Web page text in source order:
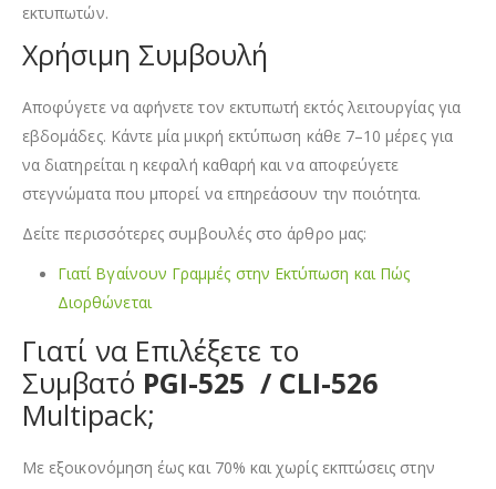
εκτυπωτών.
Χρήσιμη Συμβουλή
Αποφύγετε να αφήνετε τον εκτυπωτή εκτός λειτουργίας για
εβδομάδες. Κάντε μία μικρή εκτύπωση κάθε 7–10 μέρες για
να διατηρείται η κεφαλή καθαρή και να αποφεύγετε
στεγνώματα που μπορεί να επηρεάσουν την ποιότητα.
Δείτε περισσότερες συμβουλές στο άρθρο μας:
Γιατί Βγαίνουν Γραμμές στην Εκτύπωση και Πώς
Διορθώνεται
Γιατί να Επιλέξετε το
Συμβατό PGI-525 / CLI-526
Multipack;
Με εξοικονόμηση έως και 70% και χωρίς εκπτώσεις στην